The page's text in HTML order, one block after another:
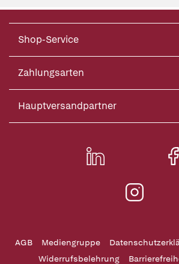
Shop-Service
Zahlungsarten
Hauptversandpartner
AGB Mediengruppe
Widerrufsbelehrung